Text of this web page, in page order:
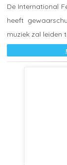
De International
heeft
muziek zal leiden